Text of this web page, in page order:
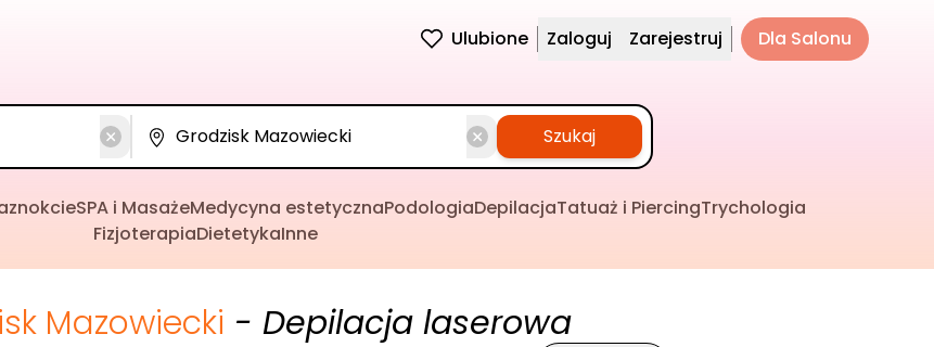
Ulubione Zaloguj Zarejestruj Dla Salonu
Szukaj
SPA i MasażeMedycyna estetycznaPodologiaDepilacjaTatuaż i PiercingTrychologia
FizjoterapiaDietetykaInne
Mazowiecki - Depilacja laserowa